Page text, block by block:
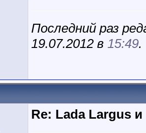
Последний раз
19.07.2012 в 15:49.
Re: Lada Largus